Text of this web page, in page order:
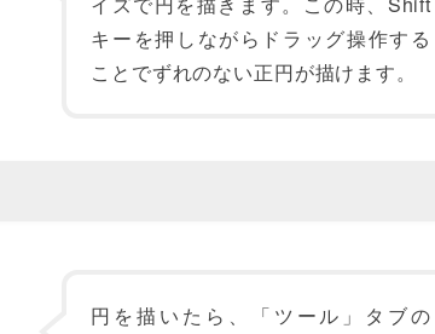
キーを押しながらドラッグ操作する
ことでずれのない正円が描けます。
円を描いたら、「ツール」タブの